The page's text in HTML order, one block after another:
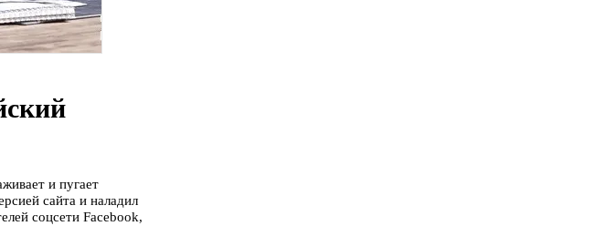
и пугает
сайта и наладил
соцсети Facebook,